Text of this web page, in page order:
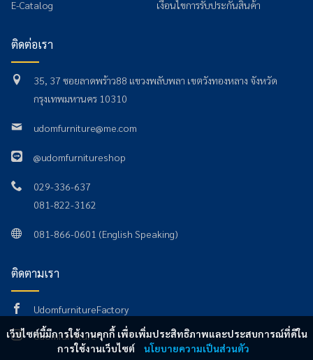
E-Catalog เงื่อนไขการรับประกันสินค้า
ติดต่อเรา
35, 37 ซอยลาดพร้าว88 แขวงพลับพลา เขตวังทองหลาง จังหวัด
กรุงเทพมหานคร 10310
udomfurniture@me.com
@udomfurnitureshop
029-336-637
081-822-3162
081-866-0601 (English Speaking)
ติดตามเรา
UdomfurnitureFactory
Udomfurniture
เว็บไซต์นี้มีการใช้งานคุกกี้ เพื่อเพิ่มประสิทธิภาพและประสบการณ์ที่ดีใน
การใช้งานเว็บไซต์
นโยบายความเป็นส่วนตัว